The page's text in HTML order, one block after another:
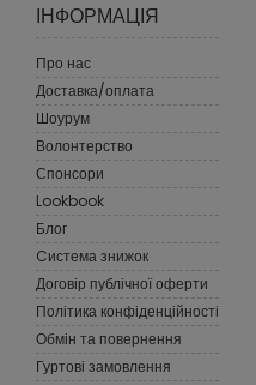
ІНФОРМАЦІЯ
Про нас
Доставка/оплата
Шоурум
Волонтерство
Спонсори
Lookbook
Блог
Cистема знижок
Договір публічної оферти
Політика конфіденційності
Обмін та повернення
Гуртові замовлення